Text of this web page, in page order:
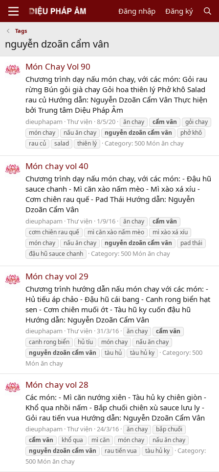
Đăng nhập Đăng ký
Tags
nguyễn dzoãn cẩm vân
Món Chay Vol 90
Chương trình dạy nấu món chay, với các món: Gỏi rau
rừng Bún gỏi già chay Gỏi hoa thiên lý Phở khô Salad
rau củ Hướng dẫn: Nguyễn Dzoãn Cẩm Vân Thực hiện
bởi Trung tâm Diệu Pháp Âm
dieuphapam Thư viện 8/5/20 ăn chay cẩm vân
gỏi chay
món chay
nấu ăn chay nguyễn dzoãn cẩm vân
phở khô
rau củ
salad thiên lý Category: 500 Món ăn chay
Món chay vol 40
Chương trình dạy nấu món chay, với các món: - Đậu hũ
sauce chanh - Mì căn xào nấm mèo - Mì xào xá xíu -
Cơm chiên rau quế - Pad Thái Hướng dẫn: Nguyễn
Dzoãn Cẩm Vân
dieuphapam Thư viện 1/9/16 ăn chay cẩm vân
cơm chiên rau quế
mì căn xào nấm mèo
mì xào xá xíu
món chay
nấu ăn chay nguyễn dzoãn cẩm vân
pad thái
đậu hũ sauce chanh
Category: 500 Món ăn chay
Món chay vol 29
Chương trình hướng dẫn nấu món chay với các món: -
Hủ tiếu áp chảo - Đậu hũ cái bang - Canh rong biển hạt
sen - Cơm chiên muối ớt - Tàu hũ ky cuốn đậu hũ
Hướng dẫn: Nguyễn Dzoãn Cẩm Vân
dieuphapam Thư viện 31/3/16 ăn chay cẩm vân
canh rong biển
hủ tíu món chay
nấu ăn chay
nguyễn dzoãn cẩm vân tàu hủ tàu hủ ky Category: 500
Món ăn chay
Món chay vol 28
Các món: - Mì căn nướng xiên - Tàu hủ ky chiên giòn -
Khổ qua nhồi nấm - Bắp chuối chiên xù sauce lưu ly -
Gỏi rau tiến vua Hướng dẫn: Nguyễn Dzoãn Cẩm Vân
dieuphapam Thư viện 24/3/16 ăn chay
bắp chuối
cẩm vân khổ qua mì căn món chay
nấu ăn chay
nguyễn dzoãn cẩm vân rau tiến vua tàu hủ ky
Category:
500 Món ăn chay